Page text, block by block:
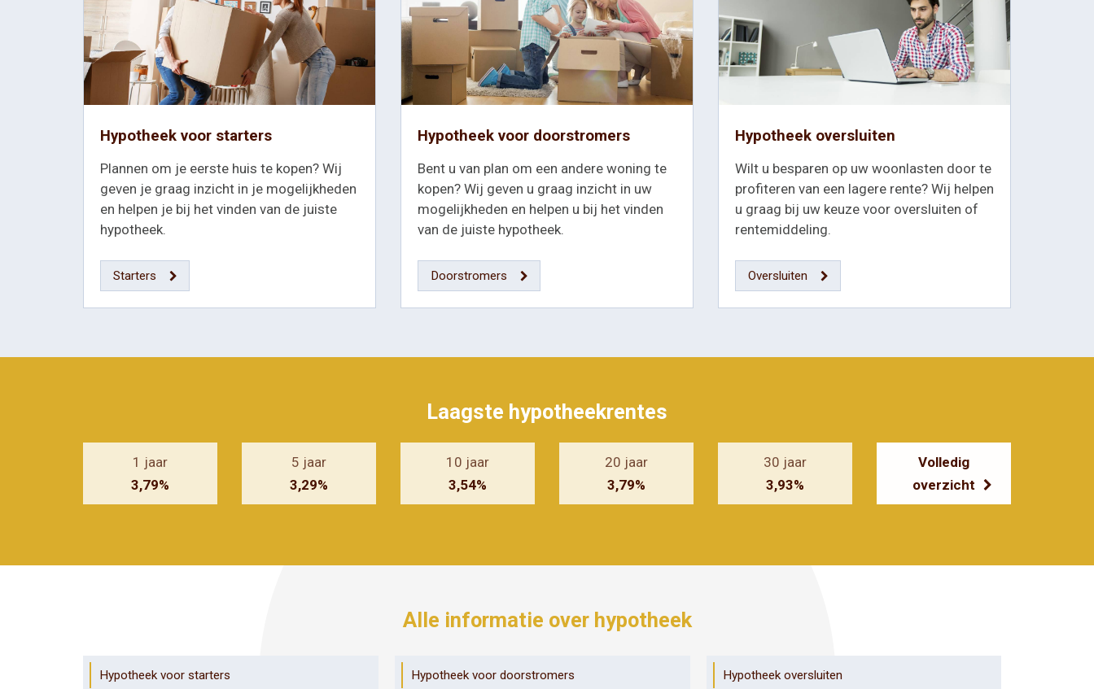
Hypotheek voor starters
Plannen om je eerste huis te kopen? Wij
geven je graag inzicht in je mogelijkheden
en helpen je bij het vinden van de juiste
hypotheek.
Starters
Hypotheek voor doorstromers
Bent u van plan om een andere woning te
kopen? Wij geven u graag inzicht in uw
mogelijkheden en helpen u bij het vinden
van de juiste hypotheek.
Doorstromers
Hypotheek oversluiten
Wilt u besparen op uw woonlasten door te
profiteren van een lagere rente? Wij helpen
u graag bij uw keuze voor oversluiten of
rentemiddeling.
Oversluiten
Laagste hypotheekrentes
1 jaar
3,79%
5 jaar
3,29%
10 jaar
3,54%
20 jaar
3,79%
30 jaar
3,93%
Volledig
overzicht
Alle informatie over hypotheek
Hypotheek voor starters Hypotheek voor doorstromers Hypotheek oversluiten